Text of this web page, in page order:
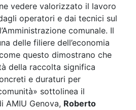
vedere valorizzato il lavoro
operatori e dai tecnici sul
comunale. Il
delle filiere dell’economia
questo dimostrano che
della raccolta significa
e duraturi per
sottolinea il
AMIU Genova, Roberto